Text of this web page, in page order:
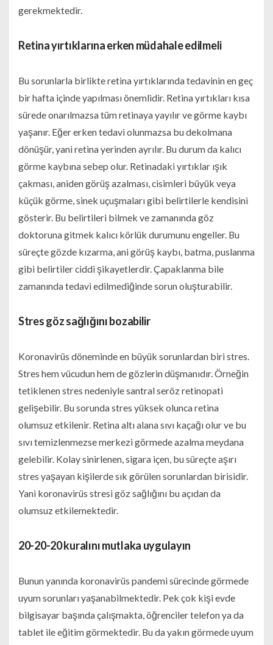
gerekmektedir.
Retina yırtıklarına erken müdahale edilmeli
Bu sorunlarla birlikte retina yırtıklarında tedavinin en geç
bir hafta içinde yapılması önemlidir. Retina yırtıkları kısa
sürede onarılmazsa tüm retinaya yayılır ve görme kaybı
yaşanır. Eğer erken tedavi olunmazsa bu dekolmana
dönüşür, yani retina yerinden ayrılır. Bu durum da kalıcı
görme kaybına sebep olur. Retinadaki yırtıklar ışık
çakması, aniden görüş azalması, cisimleri büyük veya
küçük görme, sinek uçuşmaları gibi belirtilerle kendisini
gösterir. Bu belirtileri bilmek ve zamanında göz
doktoruna gitmek kalıcı körlük durumunu engeller. Bu
süreçte gözde kızarma, ani görüş kaybı, batma, puslanma
gibi belirtiler ciddi şikayetlerdir. Çapaklanma bile
zamanında tedavi edilmediğinde sorun oluşturabilir.
Stres göz sağlığını bozabilir
Koronavirüs döneminde en büyük sorunlardan biri stres.
Stres hem vücudun hem de gözlerin düşmanıdır. Örneğin
tetiklenen stres nedeniyle santral seröz retinopati
gelişebilir. Bu sorunda stres yüksek olunca retina
olumsuz etkilenir. Retina altı alana sıvı kaçağı olur ve bu
sıvı temizlenmezse merkezi görmede azalma meydana
gelebilir. Kolay sinirlenen, sigara içen, bu süreçte aşırı
stres yaşayan kişilerde sık görülen sorunlardan birisidir.
Yani koronavirüs stresi göz sağlığını bu açıdan da
olumsuz etkilemektedir.
20-20-20 kuralını mutlaka uygulayın
Bunun yanında koronavirüs pandemi sürecinde görmede
uyum sorunları yaşanabilmektedir. Pek çok kişi evde
bilgisayar başında çalışmakta, öğrenciler telefon ya da
tablet ile eğitim görmektedir. Bu da yakın görmede uyum